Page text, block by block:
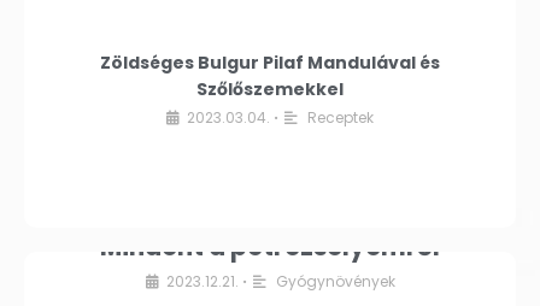
Zöldséges Bulgur Pilaf Mandulával és
Szőlőszemekkel
2023.03.04. • Receptek
Mindent a petrezselyemről
2023.12.21. • Gyógynövények